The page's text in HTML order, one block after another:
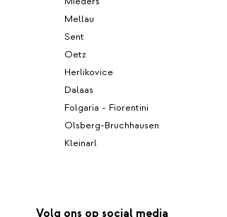
Mellau
Sent
Oetz
Herlikovice
Dalaas
Folgaria - Fiorentini
Olsberg-Bruchhausen
Kleinarl
Volg ons op social media